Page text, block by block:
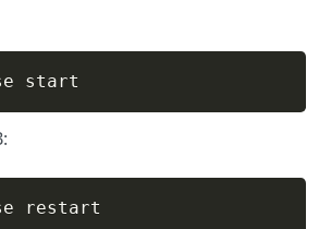
start
restart